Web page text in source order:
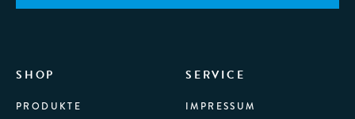
SHOP
PRODUKTE
SERVICE
IMPRESSUM